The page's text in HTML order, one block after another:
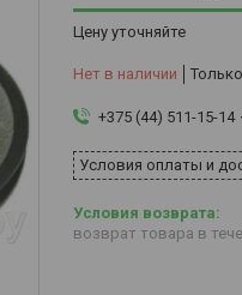
Цену уточняйте
Нет в наличии
+375 (44) 511-15-14
Условия оплаты и
возврат товара в